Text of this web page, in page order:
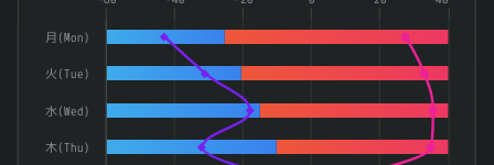
1321 ＮＥＸＴ ＦＵＮＤＳ 日経２２５連動型上場投信
0.929
1330 上場インデックスファンド２２５
0.929
6481
3449 テクノフレックス
0.928
The chart has 2 Y axes displaying 率(rate) and 量
月(Mon)
火(Tue)
水(Wed)
木(Thu)